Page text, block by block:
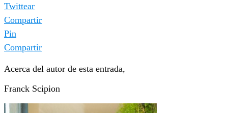
Twittear
Compartir
Pin
Compartir
Acerca del autor de esta entrada,
Franck Scipion